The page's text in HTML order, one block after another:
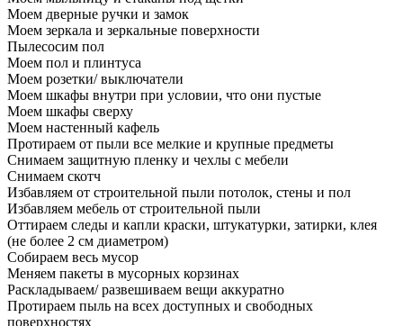
Моем дверные ручки и замок
Моем зеркала и зеркальные поверхности
Пылесосим пол
Моем пол и плинтуса
Моем розетки/ выключатели
Моем шкафы внутри при условии, что они пустые
Моем шкафы сверху
Моем настенный кафель
Протираем от пыли все мелкие и крупные предметы
Снимаем защитную пленку и чехлы с мебели
Снимаем скотч
Избавляем от строительной пыли потолок, стены и пол
Избавляем мебель от строительной пыли
Оттираем следы и капли краски, штукатурки, затирки, клея
(не более 2 см диаметром)
Собираем весь мусор
Меняем пакеты в мусорных корзинах
Раскладываем/ развешиваем вещи аккуратно
Протираем пыль на всех доступных и свободных
поверхностях